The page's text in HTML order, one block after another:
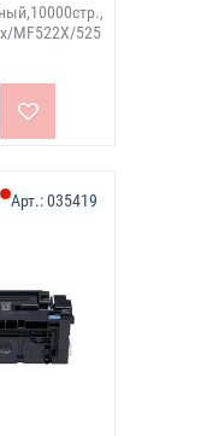
MF522X/525
Арт.:035419